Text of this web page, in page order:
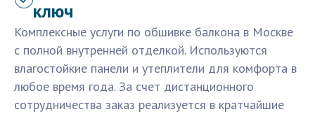
ключ
Комплексные услуги по обшивке балкона в Москве
с полной внутренней отделкой. Используются
влагостойкие панели и утеплители для комфорта в
любое время года. За счет дистанционного
сотрудничества заказ реализуется в кратчайшие